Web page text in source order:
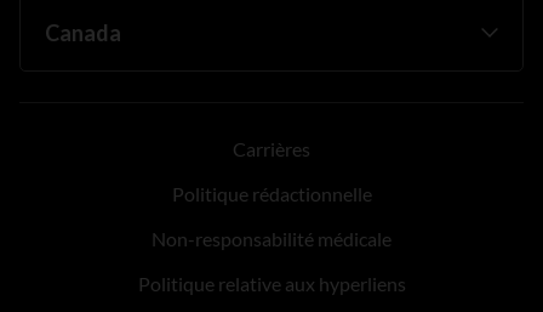
Carrières
Politique rédactionnelle
Non-responsabilité médicale
Politique relative aux hyperliens